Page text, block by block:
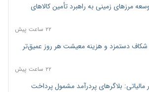
مرزهای زمینی به راهبرد تأمین کالاهای
۲۲ ساعت پیش
شکاف دستمزد و هزینه معیشت هر روز عمیق‌تر
۲۲ ساعت پیش
مالیاتی: بلاگرهای پردرآمد مشمول پرداخت